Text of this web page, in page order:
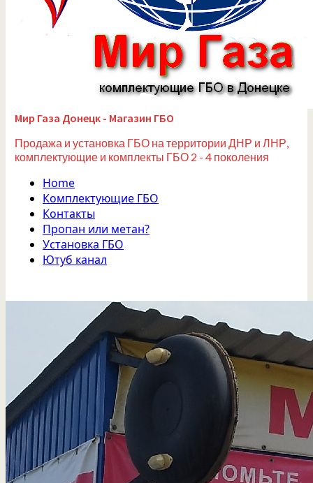
Мир Газа Донецк - Магазин ГБО
Продажа и установка ГБО на территории ДНР и ЛНР,
комплектующие и комплекты ГБО 2 - 4 поколения
Home
Комплектующие ГБО
Контакты
Пропан или метан?
Установка ГБО
Ютуб канал